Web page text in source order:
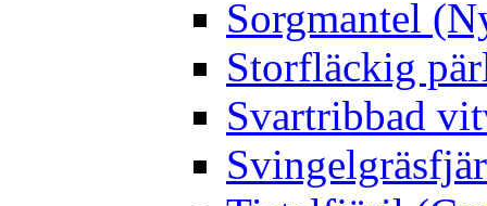
Sorgmantel
Storfläckig
Svartribbad